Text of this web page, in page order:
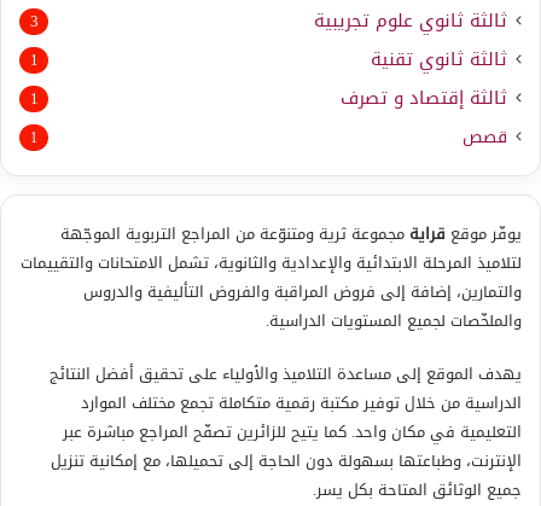
ثالثة ثانوي علوم تجريبية 3
ثالثة ثانوي تقنية 1
ثالثة إقتصاد و تصرف 1
قصص 1
يوفّر موقع قرايةمجموعة ثرية ومتنوّعة من المراجع التربوية الموجّهة
لتلاميذ المرحلة الابتدائية والإعدادية والثانوية، تشمل الامتحانات والتقييمات
والتمارين، إضافة إلى فروض المراقبة والفروض التأليفية والدروس
والملخّصات لجميع المستويات الدراسية.
يهدف الموقع إلى مساعدة التلاميذ والأولياء على تحقيق أفضل النتائج
الدراسية من خلال توفير مكتبة رقمية متكاملة تجمع مختلف الموارد
التعليمية في مكان واحد. كما يتيح للزائرين تصفّح المراجع مباشرة عبر
الإنترنت، وطباعتها بسهولة دون الحاجة إلى تحميلها، مع إمكانية تنزيل
جميع الوثائق المتاحة بكل يسر.